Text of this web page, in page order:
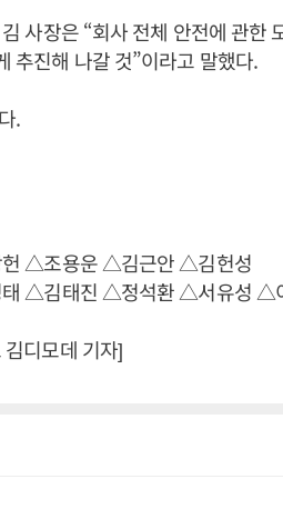
사장은 “회사 전체 안전에 관한
추진해 나갈 것”이라고 말했다.
.
△조용운 △김근안 △김헌성
△김태진 △정석환 △서유성 △
디모데 기자]